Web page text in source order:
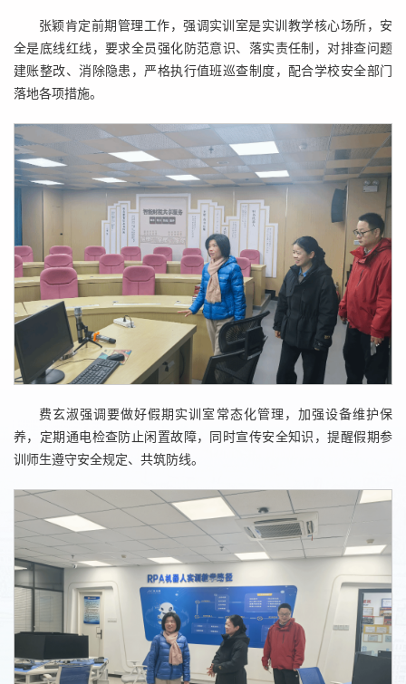
张颖肯定前期管理工作，强调实训室是实训教学核心场所，安
全是底线红线，要求全员强化防范意识、落实责任制，对排查问题
建账整改、消除隐患，严格执行值班巡查制度，配合学校安全部门
落地各项措施。
费玄淑强调要做好假期实训室常态化管理，加强设备维护保
养，定期通电检查防止闲置故障，同时宣传安全知识，提醒假期参
训师生遵守安全规定、共筑防线。